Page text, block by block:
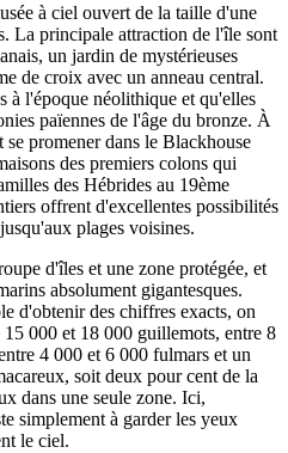
à ciel ouvert de la taille d'une
La principale attraction de l'île sont
un jardin de mystérieuses
de croix avec un anneau central.
à l'époque néolithique et qu'elles
païennes de l'âge du bronze. À
promener dans le Blackhouse
des premiers colons qui
des Hébrides au 19ème
offrent d'excellentes possibilités
plages voisines.
d'îles et une zone protégée, et
absolument gigantesques.
d'obtenir des chiffres exacts, on
000 et 18 000 guillemots, entre 8
4 000 et 6 000 fulmars et un
soit deux pour cent de la
dans une seule zone. Ici,
simplement à garder les yeux
le ciel.